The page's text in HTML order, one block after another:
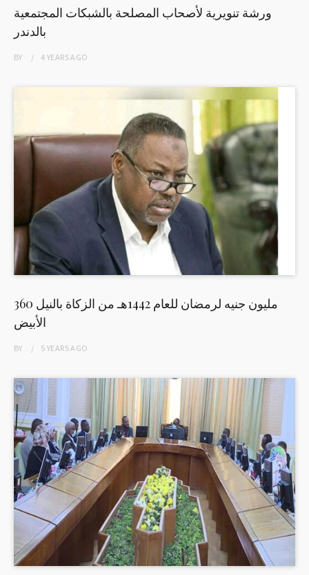
ورشة تنويرية لأصحاب المصلحة بالشبكات المجتمعية
بالدندر
BY 4 YEARSAGO
360 مليون جنيه لرمضان للعام 1442هـ من الزكاة بالنيل
الأبيض
BY 5 YEARSAGO